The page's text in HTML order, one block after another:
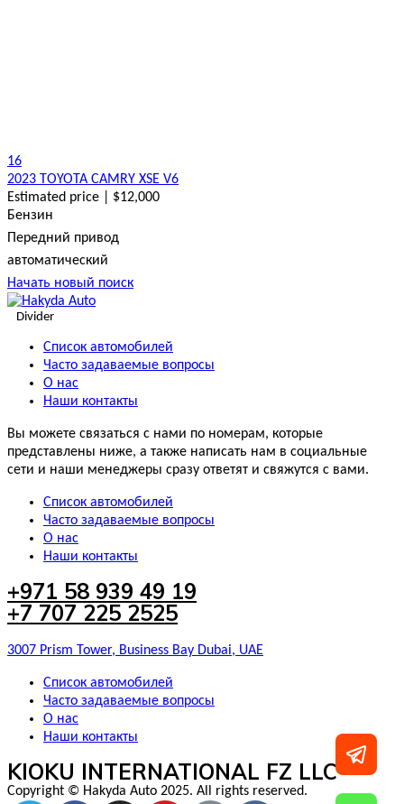
16
2023 TOYOTA CAMRY XSE V6
Estimated price | $12,000
Бензин
Передний привод
автоматический
Начать новый поиск
Divider
Список автомобилей
Часто задаваемые вопросы
О нас
Наши контакты
Вы можете связаться с нами по номерам, которые
представлены ниже, а также написать нам в социальные
сети и наши менеджеры сразу ответят и свяжутся с вами.
Список автомобилей
Часто задаваемые вопросы
О нас
Наши контакты
+971 58 939 49 19
+7 707 225 2525
3007 Prism Tower, Business Bay Dubai, UAE
Список автомобилей
Часто задаваемые вопросы
О нас
Наши контакты
KIOKU INTERNATIONAL FZ LLC
Copyright © Hakyda Auto 2025. All rights reserved.